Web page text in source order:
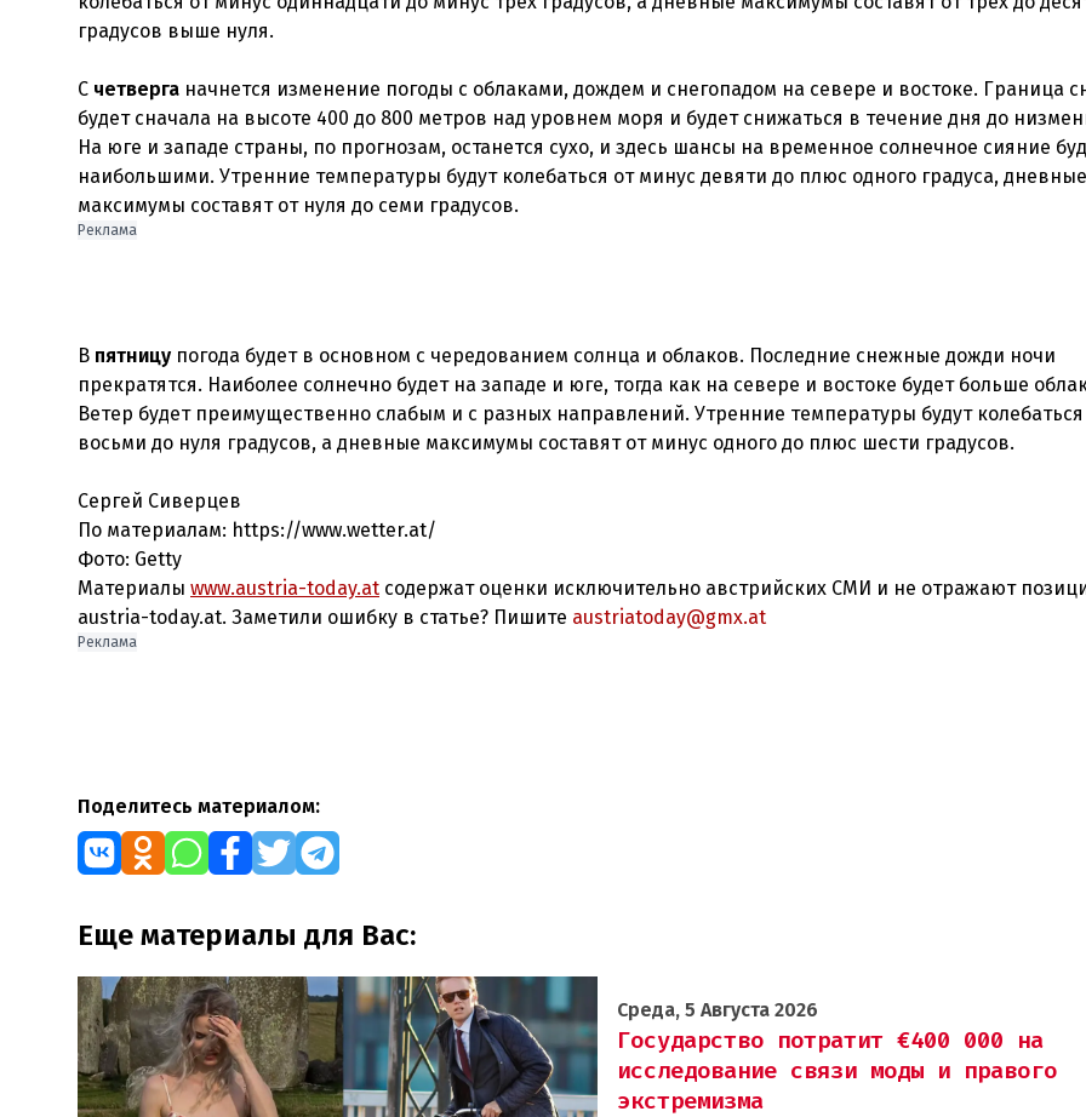
градусов выше нуля.
С четверга начнется изменение погоды с облаками, дождем и снегопадом на севере и востоке. Граница
будет сначала на высоте 400 до 800 метров над уровнем моря и будет снижаться в течение дня до
На юге и западе страны, по прогнозам, останется сухо, и здесь шансы на временное солнечное сияние
наибольшими. Утренние температуры будут колебаться от минус девяти до плюс одного градуса, дневные
максимумы составят от нуля до семи градусов.
Реклама
В пятницу погода будет в основном с чередованием солнца и облаков. Последние снежные дожди ночи
прекратятся. Наиболее солнечно будет на западе и юге, тогда как на севере и востоке будет больше
Ветер будет преимущественно слабым и с разных направлений. Утренние температуры будут
восьми до нуля градусов, а дневные максимумы составят от минус одного до плюс шести градусов.
Сергей Сиверцев
По материалам: https://www.wetter.at/
Фото: Getty
Материалы www.austria-today.at содержат оценки исключительно австрийских СМИ и не отражают
austria-today.at. Заметили ошибку в статье? Пишите austriatoday@gmx.at
Реклама
Поделитесь материалом:
Еще материалы для Вас:
Среда, 5 Августа 2026
Государство потратит €400 000 на
исследование связи моды и правого
экстремизма